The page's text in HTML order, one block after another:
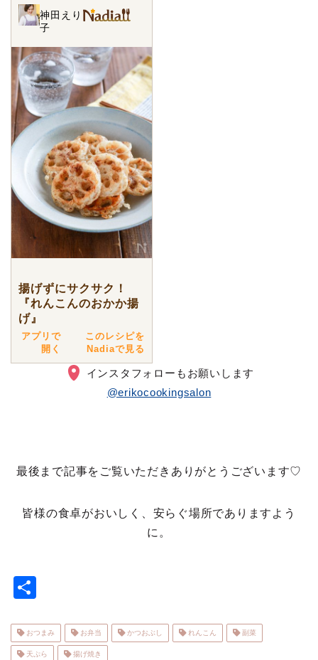
神田えり
子
揚げずにサクサク！
『れんこんのおかか揚
げ』
アプリで
開く
このレシピを
Nadiaで見る
インスタフォローもお願いします
@erikocookingsalon
最後まで記事をご覧いただきありがとうございます♡
皆様の食卓がおいしく、安らぐ場所でありますよう
に。
おつまみ お弁当 かつおぶし れんこん 副菜
天ぷら 揚げ焼き